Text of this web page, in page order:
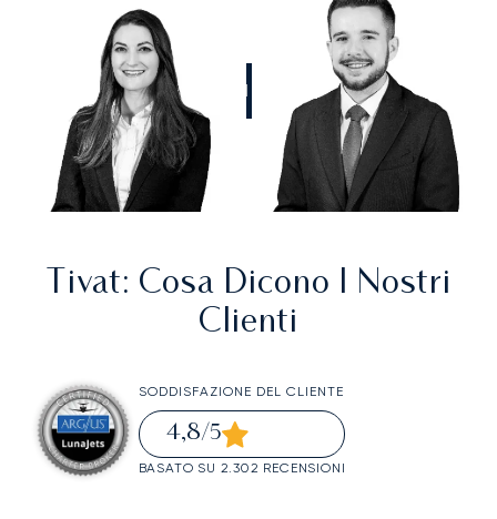
CHIAMATECI
Tivat: Cosa Dicono I Nostri
Clienti
SODDISFAZIONE DEL CLIENTE
4,8/5
BASATO SU 2.302 RECENSIONI